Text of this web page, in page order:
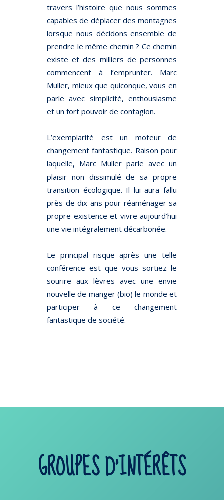
travers l’histoire que nous sommes
capables de déplacer des montagnes
lorsque nous décidons ensemble de
prendre le même chemin ? Ce chemin
existe et des milliers de personnes
commencent à l’emprunter. Marc
Muller, mieux que quiconque, vous en
parle avec simplicité, enthousiasme
et un fort pouvoir de contagion.
L’exemplarité est un moteur de
changement fantastique. Raison pour
laquelle, Marc Muller parle avec un
plaisir non dissimulé de sa propre
transition écologique. Il lui aura fallu
près de dix ans pour réaménager sa
propre existence et vivre aujourd’hui
une vie intégralement décarbonée.
Le principal risque après une telle
conférence est que vous sortiez le
sourire aux lèvres avec une envie
nouvelle de manger (bio) le monde et
participer à ce changement
fantastique de société.
GROUPES D’INTÉRÊTS